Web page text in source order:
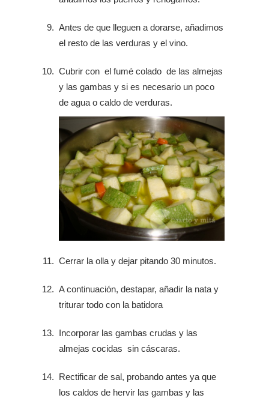
Antes de que lleguen a dorarse, añadimos
el resto de las verduras y el vino.
Cubrir con el fumé colado de las almejas
y las gambas y si es necesario un poco
de agua o caldo de verduras.
Cerrar la olla y dejar pitando 30 minutos.
A continuación, destapar, añadir la nata y
triturar todo con la batidora
Incorporar las gambas crudas y las
almejas cocidas sin cáscaras.
Rectificar de sal, probando antes ya que
los caldos de hervir las gambas y las